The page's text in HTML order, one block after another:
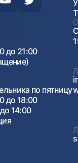
до 21:00
по пятницу
до 18:00
14:00